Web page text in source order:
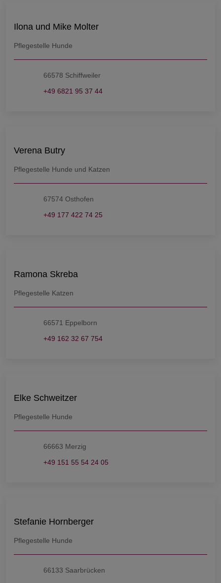
Ilona und Mike Molter
Pflegestelle Hunde
66578 Schiffweiler
+49 6821 95 37 44
Verena Butry
Pflegestelle Hunde und Katzen
67574 Osthofen
+49 177 422 74 25
Ramona Skreba
Pflegestelle Katzen
66571 Eppelborn
+49 162 32 67 754
Elke Schweitzer
Pflegestelle Hunde
66663 Merzig
+49 151 55 54 24 05
Stefanie Hornberger
Pflegestelle Hunde
66133 Saarbrücken